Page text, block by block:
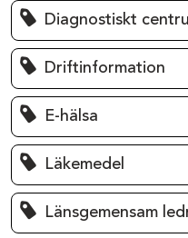
Diagnostiskt
Driftinformation
E-hälsa
Läkemedel
Länsgemensam